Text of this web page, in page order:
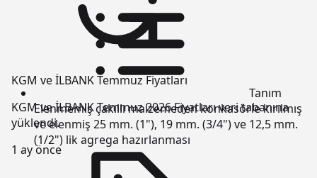
KGM ve İLBANK Temmuz Fiyatları
KGM ve İLBANK Temmuz 2026 Fiyatları veri tabanına
yüklendi.
1 ay önce
Tanım
Elenmemiş çakıllı malzemeden konkasörle kırılmış
ve elenmiş 25 mm. (1"), 19 mm. (3/4") ve 12,5 mm.
(1/2") lik agrega hazırlanması